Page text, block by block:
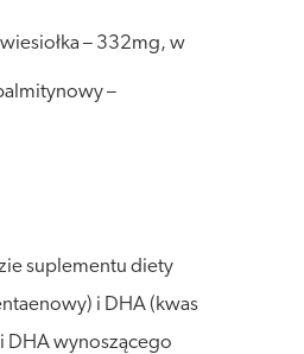
– 332mg, w
–
suplementu diety
i DHA (kwas
DHA wynoszącego